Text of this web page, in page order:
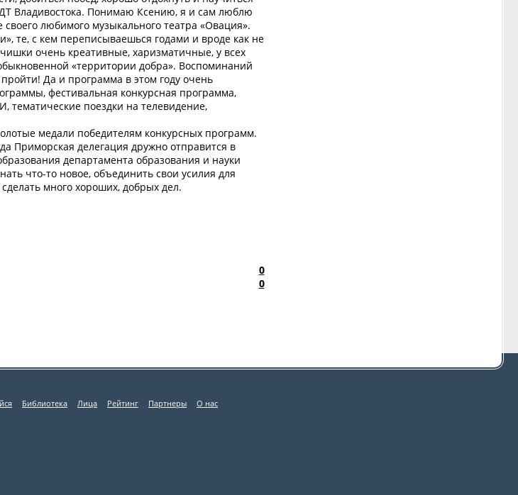
Владивостока. Понимаю Ксению, я и сам люблю
любимого музыкального театра «Овация».
те, с кем переписываешься годами и вроде как не
очень креативные, харизматичные, у всех
«территории добра». Воспоминаний
Да и программа в этом году очень
фестивальная конкурсная программа,
поездки на телевидение,
медали победителям конкурсных программ.
Приморская делегация дружно отправится в
департамента образования и науки
что-то новое, объединить свои усилия для
много хороших, добрых дел.
0
0
Библиотека Лица Рейтинг Партнеры О нас